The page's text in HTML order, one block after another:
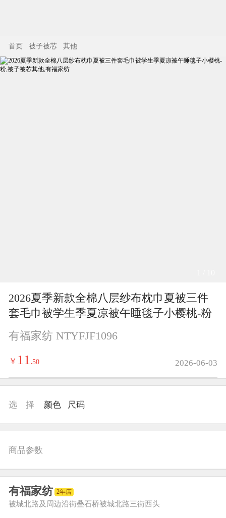
首页 被子被芯 其他
2026夏季新款全棉八层纱布枕巾夏被三件
套毛巾被学生季夏凉被午睡毯子小樱桃-粉
有福家纺 NTYFJF1096
￥ 11 .50 2026-06-03
选 择 颜色 尺码
商品参数
有福家纺 2年店
被城北路及周边沿街叠石桥被城北路三街西头